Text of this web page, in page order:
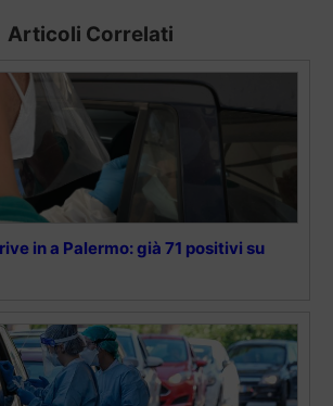
Articoli Correlati
in a Palermo: già 71 positivi su